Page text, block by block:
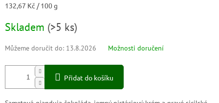
Měrná
132,67 Kč / 100 g
Skladem (>5 ks)
Můžeme doručit do: 13.8.2026 Možnosti doručení
Přidat do košíku